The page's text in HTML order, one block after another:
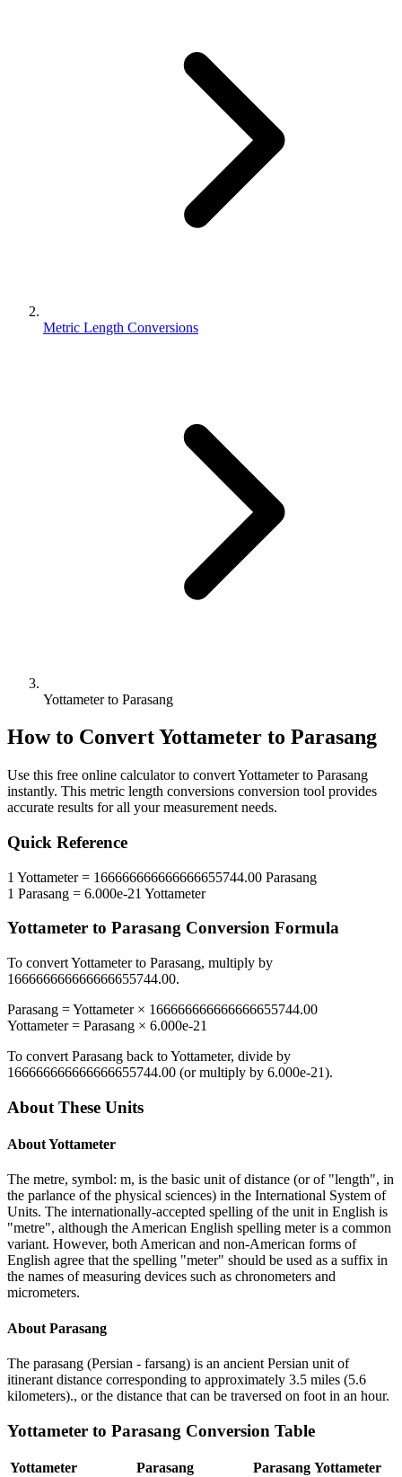
Metric Length Conversions
Yottameter to Parasang
How to ConvertYottameter to Parasang
Use this free online calculator to convertYottameterto Parasang
instantly. This metric length conversions conversion tool provides
accurate results for all your measurement needs.
Quick Reference
1 Yottameter= 166666666666666655744.00 Parasang
1 Parasang = 6.000e-21 Yottameter
Yottameter to Parasang Conversion Formula
To convertYottameterto Parasang, multiply by
166666666666666655744.00.
Parasang =Yottameter× 166666666666666655744.00
Yottameter= Parasang × 6.000e-21
To convert Parasang back toYottameter, divide by
166666666666666655744.00 (or multiply by 6.000e-21).
About These Units
AboutYottameter
The metre, symbol: m, is the basic unit of distance (or of "length", in
the parlance of the physical sciences) in the International System of
Units. The internationally-accepted spelling of the unit in English is
"metre", although the American English spelling meter is a common
variant. However, both American and non-American forms of
English agree that the spelling "meter" should be used as a suffix in
the names of measuring devices such as chronometers and
micrometers.
About Parasang
The parasang (Persian - farsang) is an ancient Persian unit of
itinerant distance corresponding to approximately 3.5 miles (5.6
kilometers)., or the distance that can be traversed on foot in an hour.
Yottameter to Parasang Conversion Table
Yottameter Parasang Parasang Yottameter